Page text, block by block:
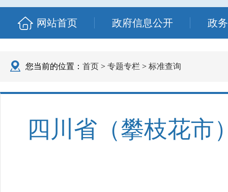
网站首页 政府信息公开 政
您当前的位置： 首页 > 专题专栏 > 标准查询
四川省（攀枝花市